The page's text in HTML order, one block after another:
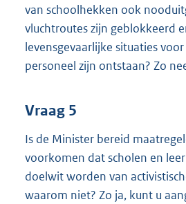
van schoolhekken ook
vluchtroutes zijn geblokkeerd
levensgevaarlijke situaties
personeel zijn ontstaan? Zo
Vraag 5
Is de Minister bereid
voorkomen dat scholen en
doelwit worden van
waarom niet? Zo ja, kunt u